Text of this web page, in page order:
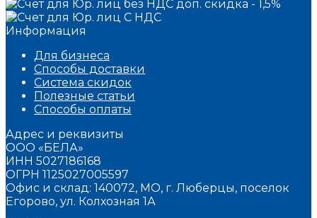
Информация
Для бизнеса
Способы доставки
Система скидок
Полезные статьи
Способы оплаты
Адрес и реквизиты
ООО «БЕЛА»
ИНН 5027186168
ОГРН 1125027005597
Офис и склад: 140072, МО, г. Люберцы, поселок
Егорово, ул. Колхозная 1А